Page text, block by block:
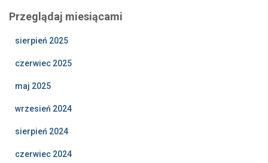
Przeglądaj miesiącami
sierpień 2025
czerwiec 2025
maj 2025
wrzesień 2024
sierpień 2024
czerwiec 2024